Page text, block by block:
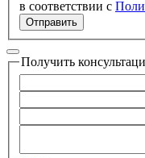
в соответствии с
Отправить
Получить